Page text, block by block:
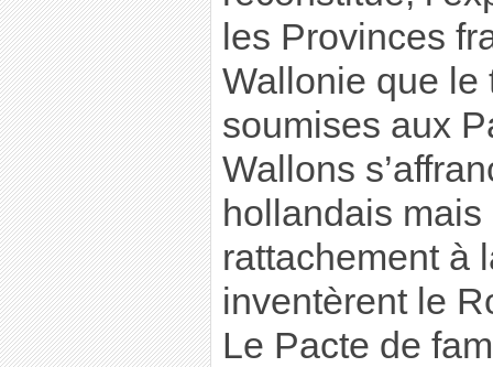
les Provinces
Wallonie que le
soumises aux
Wallons
hollandais
rattachement à
inventèrent le
Le Pacte de